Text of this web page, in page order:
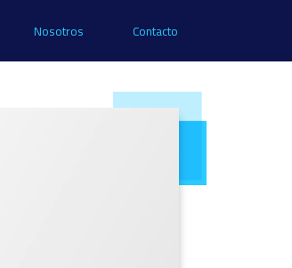
Nosotros Contacto